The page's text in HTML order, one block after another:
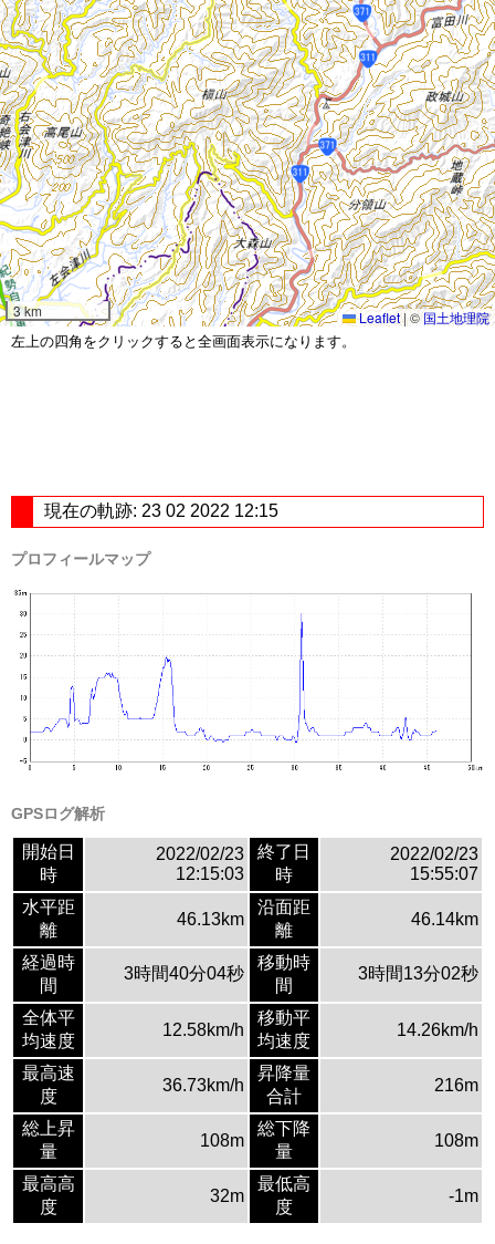
3 km Leaflet|©国土地理院
左上の四角をクリックすると全画面表示になります。
現在の軌跡: 23 02 2022 12:15
プロフィールマップ
GPSログ解析
開始日
時
2022/02/23
12:15:03
終了日
時
2022/02/23
15:55:07
水平距
離
46.13km
沿面距
離
46.14km
経過時
間
3時間40分04秒
移動時
間
3時間13分02秒
全体平
均速度
12.58km/h
移動平
均速度
14.26km/h
最高速
度
36.73km/h
昇降量
合計
216m
総上昇
量
108m
総下降
量
108m
最高高
度
32m
最低高
度
-1m